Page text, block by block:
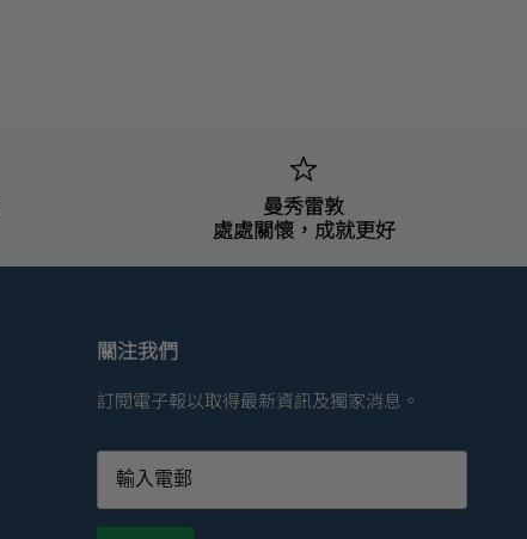
曼秀雷敦
處處關懷，成就更好
關注我們
訂閱電子報以取得最新資訊及獨家消息。